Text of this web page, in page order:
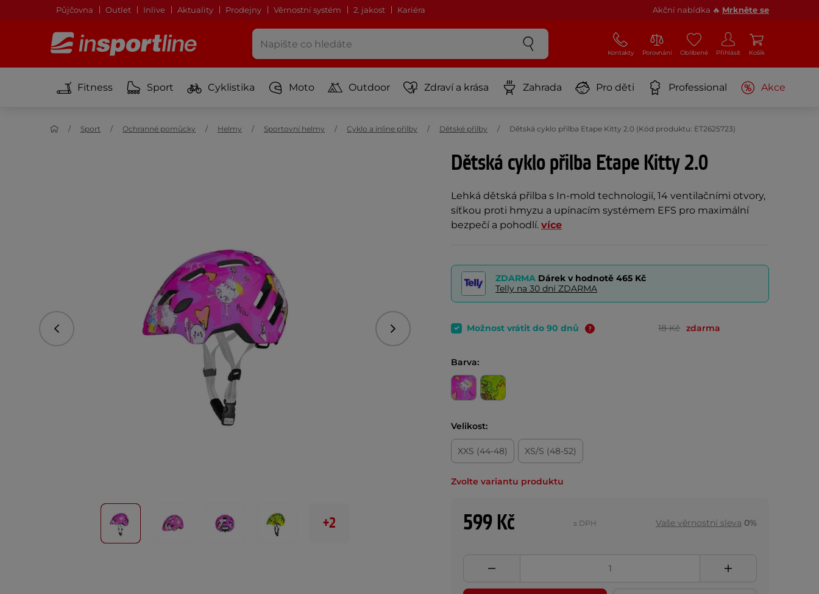
Půjčovna Outlet Inlive Aktuality Prodejny Věrnostní systém 2. jakost Kariéra Akční nabídka 🔥 Mrkněte se
Kontakty Porovnání Oblíbené Přihlásit Košík
Fitness Sport Cyklistika Moto Outdoor Zdraví a krása Zahrada Pro děti Professional Akce
Sport Ochranné pomůcky Helmy Sportovní helmy Cyklo a inline přilby Dětské přilby Dětská cyklo přilba Etape Kitty 2.0 (Kód produktu: ET2625723)
Dětská cyklo přilba Etape Kitty 2.0
Lehká dětská přilba s In-mold technologií, 14 ventilačními otvory,
síťkou proti hmyzu a upínacím systémem EFS pro maximální
bezpečí a pohodlí. více
Předchozí Následující
+2
ZDARMA Dárek v hodnotě 465 Kč
Telly na 30 dní ZDARMA
Možnost vrátit do 90 dnů 18 Kč zdarma
Barva:
Velikost:
XXS (44-48) XS/S (48-52)
Zvolte variantu produktu
599 Kč s DPH Vaše věrnostní sleva 0%